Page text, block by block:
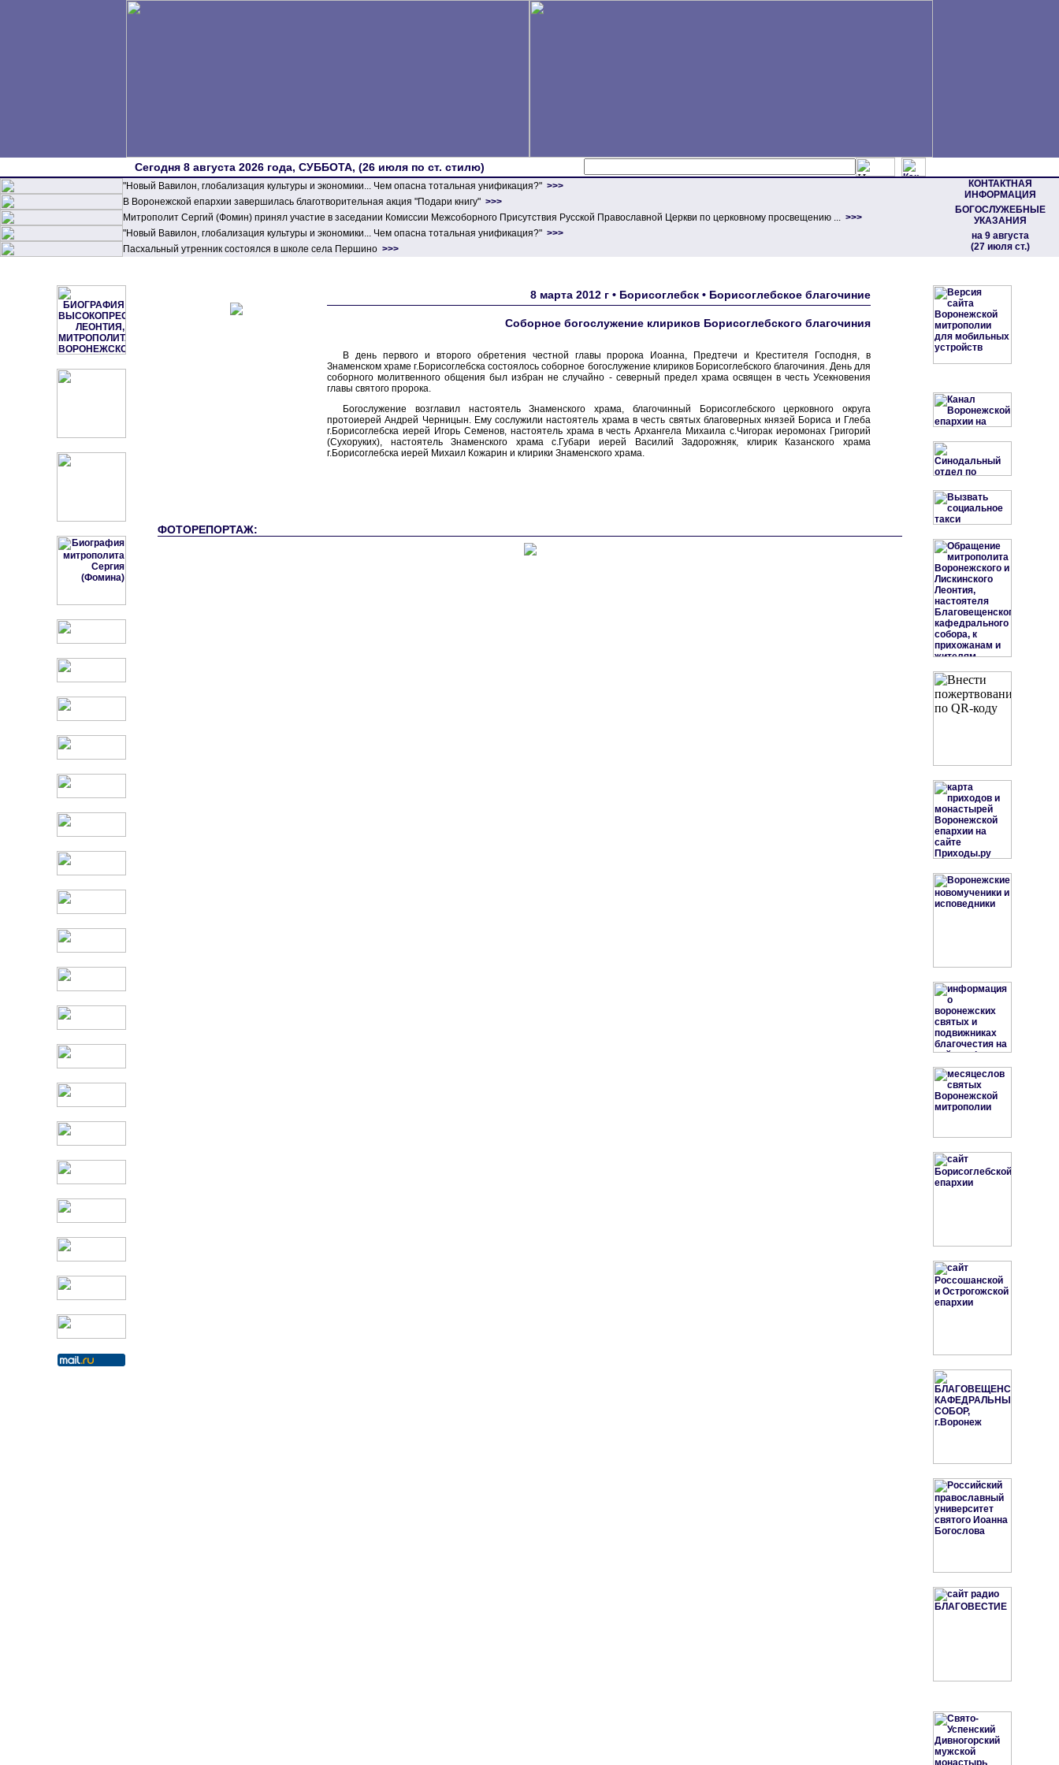
Сегодня 8 августа 2026 года, СУББОТА, (26 июля по ст. стилю)
"Новый Вавилон, глобализация культуры и экономики... Чем опасна тотальная унификация?" >>>
КОНТАКТНАЯ
ИНФОРМАЦИЯ
БОГОСЛУЖЕБНЫЕ
УКАЗАНИЯ
на 9 августа
(27 июля ст.)
В Воронежской епархии завершилась благотворительная акция "Подари книгу" >>>
Митрополит Сергий (Фомин) принял участие в заседании Комиссии Межсоборного Присутствия Русской Православной Церкви по церковному просвещению ... >>>
"Новый Вавилон, глобализация культуры и экономики... Чем опасна тотальная унификация?" >>>
Пасхальный утренник состоялся в школе села Першино >>>
8 марта 2012 г • Борисоглебск • Борисоглебское благочиние
Соборное богослужение клириков Борисоглебского благочиния
В день первого и второго обретения честной главы пророка Иоанна, Предтечи и Крестителя Господня, в
Знаменском храме г.Борисоглебска состоялось соборное богослужение клириков Борисоглебского благочиния. День для
соборного молитвенного общения был избран не случайно - северный предел храма освящен в честь Усекновения
главы святого пророка.
Богослужение возглавил настоятель Знаменского храма, благочинный Борисоглебского церковного округа
протоиерей Андрей Черницын. Ему сослужили настоятель храма в честь святых благоверных князей Бориса и Глеба
г.Борисоглебска иерей Игорь Семенов, настоятель храма в честь Архангела Михаила с.Чигорак иеромонах Григорий
(Сухоруких), настоятель Знаменского храма с.Губари иерей Василий Задорожняк, клирик Казанского храма
г.Борисоглебска иерей Михаил Кожарин и клирики Знаменского храма.
ФОТОРЕПОРТАЖ: